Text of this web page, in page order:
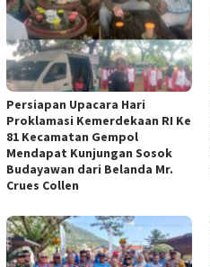
Persiapan Upacara Hari
Proklamasi Kemerdekaan RI Ke
81 Kecamatan Gempol
Mendapat Kunjungan Sosok
Budayawan dari Belanda Mr.
Crues Collen